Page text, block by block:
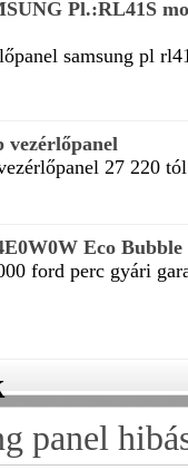
Pl.:RL41S
samsung pl
vezérlőpanel
27 220
Eco Bubble
ford perc gyári
panel